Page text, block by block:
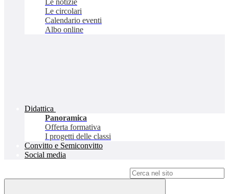
Le notizie
Le circolari
Calendario eventi
Albo online
Didattica
Panoramica
Offerta formativa
I progetti delle classi
Convitto e Semiconvitto
Social media